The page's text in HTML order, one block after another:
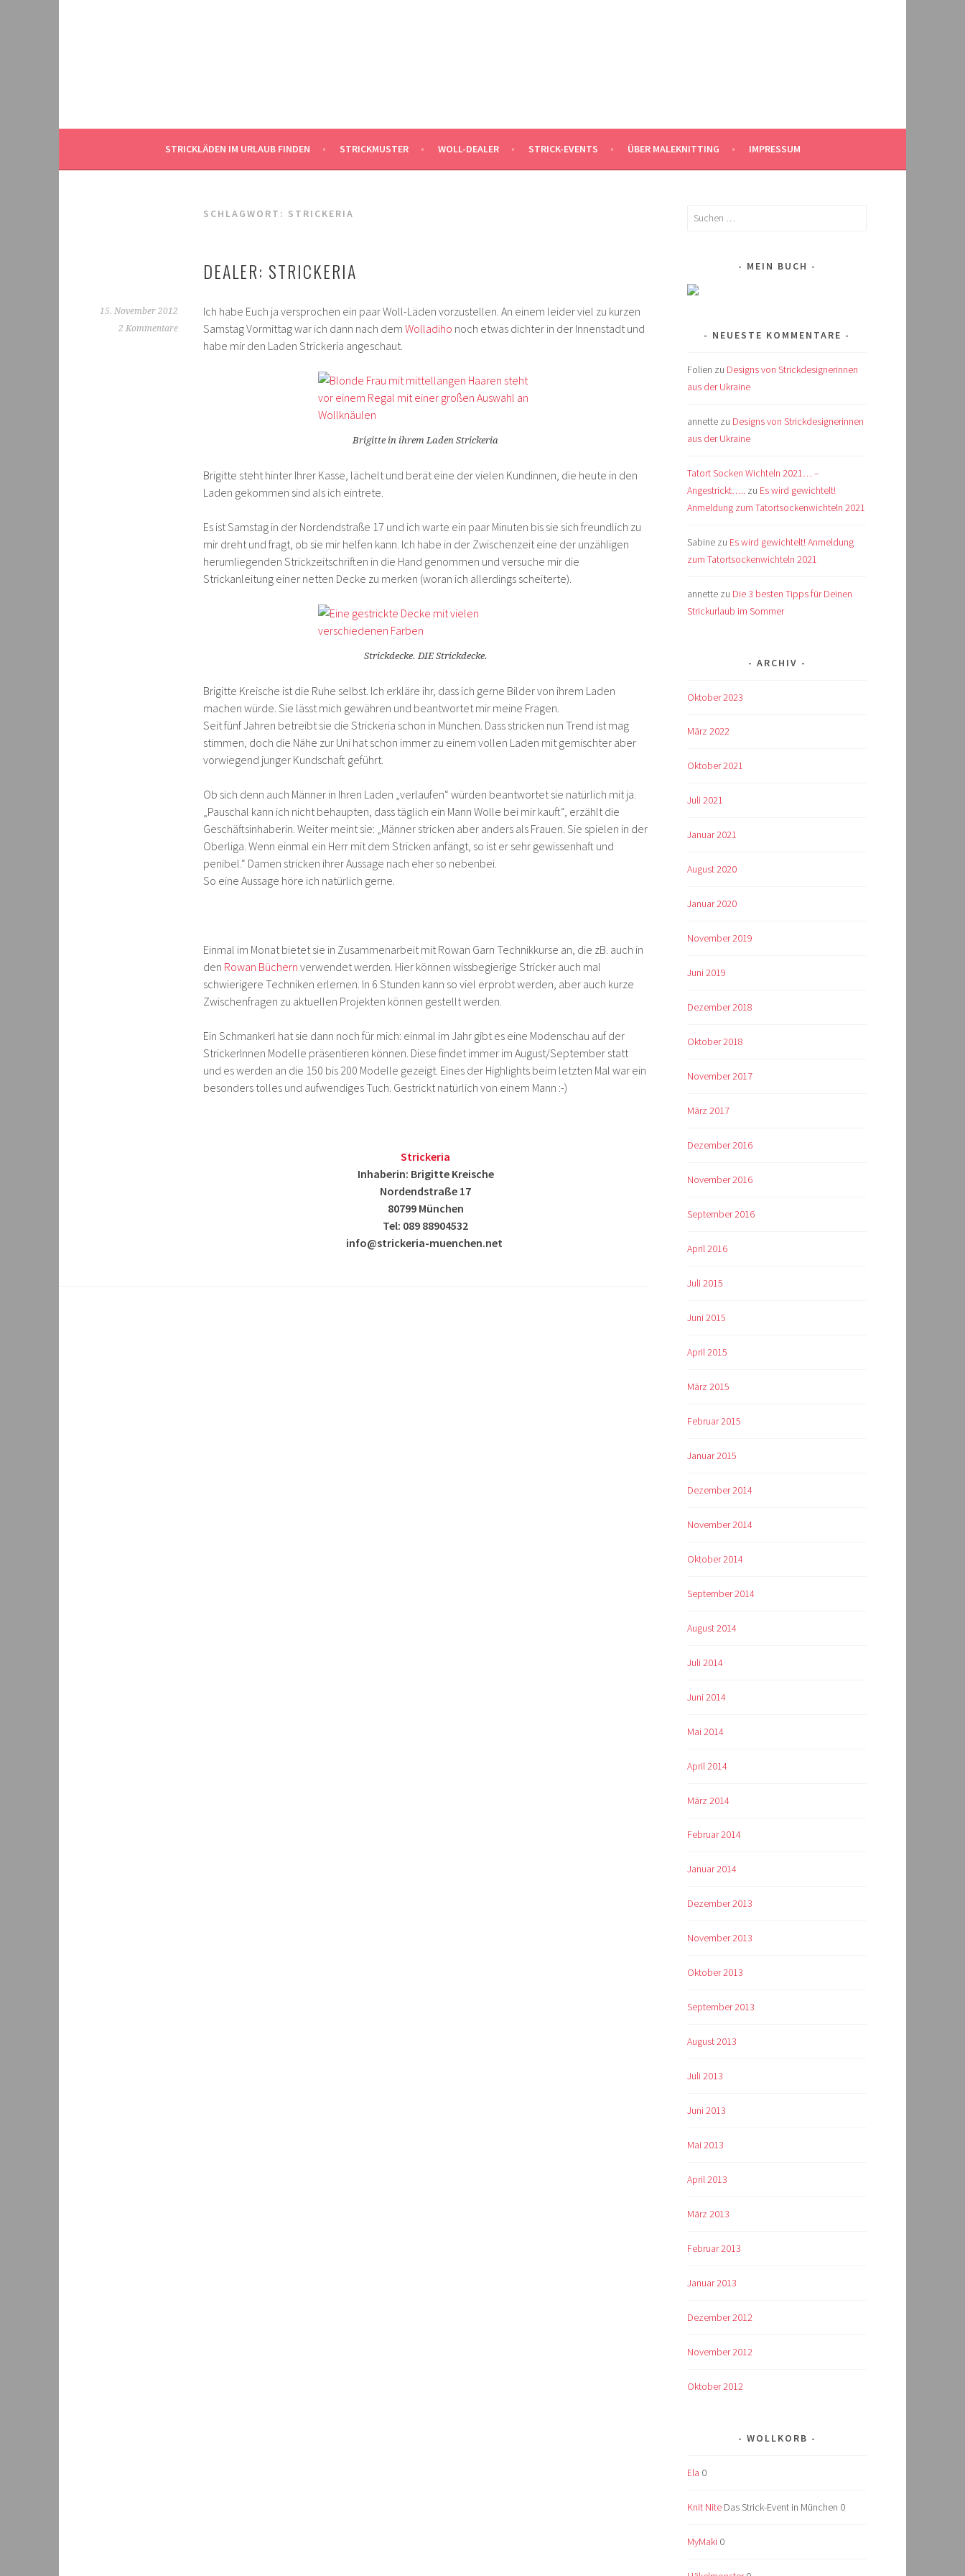
STRICKLÄDEN IM URLAUB FINDEN STRICKMUSTER WOLL-DEALER STRICK-EVENTS ÜBER MALEKNITTING IMPRESSUM
SCHLAGWORT: STRICKERIA
DEALER: STRICKERIA
15. November 2012
2 Kommentare
Ich habe Euch ja versprochen ein paar Woll-Läden vorzustellen. An einem leider viel zu kurzen
Samstag Vormittag war ich dann nach dem Wolladiho noch etwas dichter in der Innenstadt und
habe mir den Laden Strickeria angeschaut.
Brigitte in ihrem Laden Strickeria
Brigitte steht hinter Ihrer Kasse, lächelt und berät eine der vielen Kundinnen, die heute in den
Laden gekommen sind als ich eintrete.
Es ist Samstag in der Nordendstraße 17 und ich warte ein paar Minuten bis sie sich freundlich zu
mir dreht und fragt, ob sie mir helfen kann. Ich habe in der Zwischenzeit eine der unzähligen
herumliegenden Strickzeitschriften in die Hand genommen und versuche mir die
Strickanleitung einer netten Decke zu merken (woran ich allerdings scheiterte).
Strickdecke. DIE Strickdecke.
Brigitte Kreische ist die Ruhe selbst. Ich erkläre ihr, dass ich gerne Bilder von ihrem Laden
machen würde. Sie lässt mich gewähren und beantwortet mir meine Fragen.
Seit fünf Jahren betreibt sie die Strickeria schon in München. Dass stricken nun Trend ist mag
stimmen, doch die Nähe zur Uni hat schon immer zu einem vollen Laden mit gemischter aber
vorwiegend junger Kundschaft geführt.
Ob sich denn auch Männer in Ihren Laden „verlaufen“ würden beantwortet sie natürlich mit ja.
„Pauschal kann ich nicht behaupten, dass täglich ein Mann Wolle bei mir kauft“, erzählt die
Geschäftsinhaberin. Weiter meint sie: „Männer stricken aber anders als Frauen. Sie spielen in der
Oberliga. Wenn einmal ein Herr mit dem Stricken anfängt, so ist er sehr gewissenhaft und
penibel.“ Damen stricken ihrer Aussage nach eher so nebenbei.
So eine Aussage höre ich natürlich gerne.
Einmal im Monat bietet sie in Zusammenarbeit mit Rowan Garn Technikkurse an, die zB. auch in
den Rowan Büchern verwendet werden. Hier können wissbegierige Stricker auch mal
schwierigere Techniken erlernen. In 6 Stunden kann so viel erprobt werden, aber auch kurze
Zwischenfragen zu aktuellen Projekten können gestellt werden.
Ein Schmankerl hat sie dann noch für mich: einmal im Jahr gibt es eine Modenschau auf der
StrickerInnen Modelle präsentieren können. Diese findet immer im August/September statt
und es werden an die 150 bis 200 Modelle gezeigt. Eines der Highlights beim letzten Mal war ein
besonders tolles und aufwendiges Tuch. Gestrickt natürlich von einem Mann :-)
Strickeria
Inhaberin: Brigitte Kreische
Nordendstraße 17
80799 München
Tel: 089 88904532
info@strickeria-muenchen.net
Suchen
MEIN BUCH
NEUESTE KOMMENTARE
Folien zu Designs von Strickdesignerinnen
aus der Ukraine
annette zu Designs von Strickdesignerinnen
aus der Ukraine
Tatort Socken Wichteln 2021… –
Angestrickt….. zu Es wird gewichtelt!
Anmeldung zum Tatortsockenwichteln 2021
Sabine zu Es wird gewichtelt! Anmeldung
zum Tatortsockenwichteln 2021
annette zu Die 3 besten Tipps für Deinen
Strickurlaub im Sommer
ARCHIV
Oktober 2023
März 2022
Oktober 2021
Juli 2021
Januar 2021
August 2020
Januar 2020
November 2019
Juni 2019
Dezember 2018
Oktober 2018
November 2017
März 2017
Dezember 2016
November 2016
September 2016
April 2016
Juli 2015
Juni 2015
April 2015
März 2015
Februar 2015
Januar 2015
Dezember 2014
November 2014
Oktober 2014
September 2014
August 2014
Juli 2014
Juni 2014
Mai 2014
April 2014
März 2014
Februar 2014
Januar 2014
Dezember 2013
November 2013
Oktober 2013
September 2013
August 2013
Juli 2013
Juni 2013
Mai 2013
April 2013
März 2013
Februar 2013
Januar 2013
Dezember 2012
November 2012
Oktober 2012
WOLLKORB
Ela 0
Knit Nite Das Strick-Event in München 0
MyMaki 0